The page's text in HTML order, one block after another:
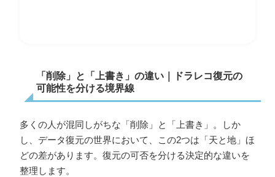
「削除」と「上書き」の違い｜ドラレコ復元の
可能性を分ける境界線
多くの人が混同しがちな「削除」と「上書き」。しか
し、データ復元の世界において、この2つは「天と地」ほ
どの差があります。復元の可否を分ける決定的な違いを
整理します。